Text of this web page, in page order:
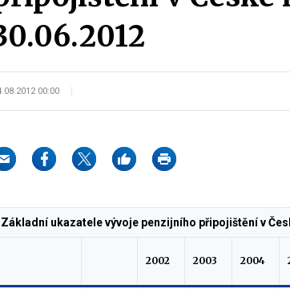
00:00
Základní ukazatele vývoje penzijního připojištění v
2002 2003 2004